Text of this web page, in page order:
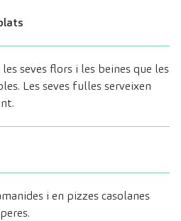
seves flors i les beines que les
Les seves fulles serveixen
i en pizzes casolanes